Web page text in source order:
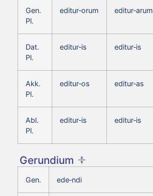
Gen.
Pl.
editur‑orum editur‑arum
Dat.
Pl.
editur‑is editur‑is
Akk.
Pl.
editur‑os editur‑as
Abl.
Pl.
editur‑is editur‑is
Gerundium
Gen. ede‑ndi